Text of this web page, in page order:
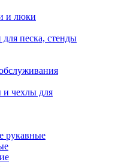
и люки
песка, стенды
чехлы для
рукавные